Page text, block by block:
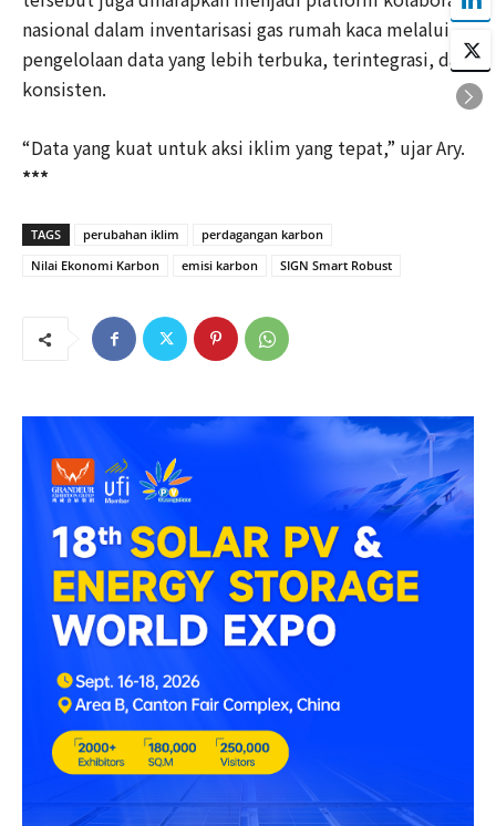
nasional dalam inventarisasi gas rumah kaca melalui
pengelolaan data yang lebih terbuka, terintegrasi, dan
konsisten.
“Data yang kuat untuk aksi iklim yang tepat,” ujar Ary.
***
TAGS perubahan iklim
perdagangan karbon
Nilai Ekonomi Karbon
emisi karbon SIGN Smart Robust